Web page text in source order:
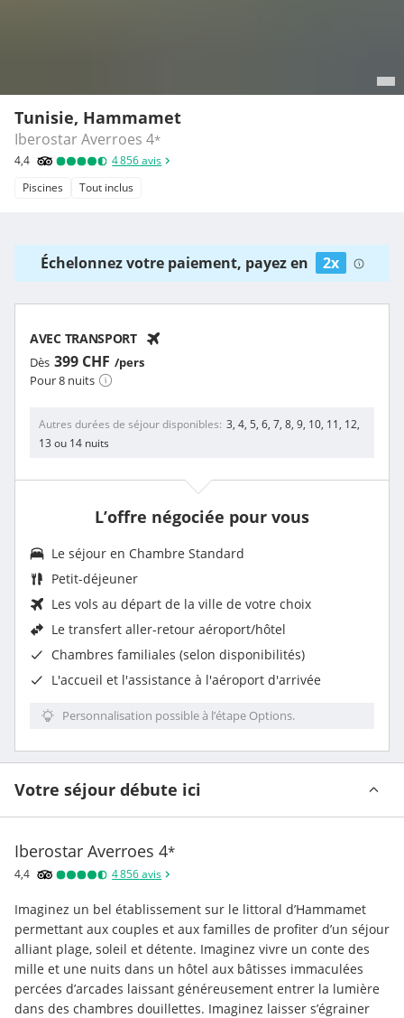
Tunisie, Hammamet
Iberostar Averroes 4*
4,4 4 856avis
Piscines
Tout inclus
Échelonnez votre paiement, payez en 2x
AVEC TRANSPORT
Dès 399 CHF /pers
Pour 8 nuits
Autres durées de séjour disponibles 3, 4, 5, 6, 7, 8, 9, 10, 11, 12,
13 ou 14 nuits
L’offre négociée pour vous
Le séjour en Chambre Standard
Petit-déjeuner
Les vols au départ de la ville de votre choix
Le transfert aller-retour aéroport/hôtel
Chambres familiales (selon disponibilités)
L'accueil et l'assistance à l'aéroport d'arrivée
Personnalisation possible à l’étape Options.
Votre séjour débute ici
Iberostar Averroes 4*
4,4 4 856avis
Imaginez un bel établissement sur le littoral d’Hammamet
permettant aux couples et aux familles de profiter d’un séjour
alliant plage, soleil et détente. Imaginez vivre un conte des
mille et une nuits dans un hôtel aux bâtisses immaculées
percées d’arcades laissant généreusement entrer la lumière
dans des chambres douillettes. Imaginez laisser s’égrainer